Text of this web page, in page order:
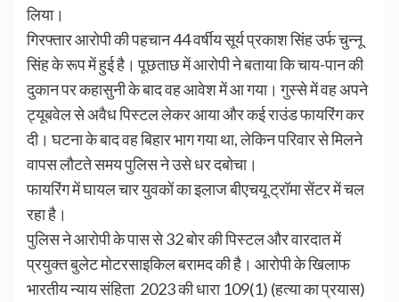
लिया।
गिरफ्तार आरोपी की पहचान 44 वर्षीय सूर्य प्रकाश सिंह उर्फ चुन्नू
सिंह के रूप में हुई है। पूछताछ में आरोपी ने बताया कि चाय-पान की
दुकान पर कहासुनी के बाद वह आवेश में आ गया। गुस्से में वह अपने
ट्यूबवेल से अवैध पिस्टल लेकर आया और कई राउंड फायरिंग कर
दी। घटना के बाद वह बिहार भाग गया था, लेकिन परिवार से मिलने
वापस लौटते समय पुलिस ने उसे धर दबोचा।
फायरिंग में घायल चार युवकों का इलाज बीएचयू ट्रॉमा सेंटर में चल
रहा है।
पुलिस ने आरोपी के पास से 32 बोर की पिस्टल और वारदात में
प्रयुक्त बुलेट मोटरसाइकिल बरामद की है। आरोपी के खिलाफ
भारतीय न्याय संहिता 2023 की धारा 109(1) (हत्या का प्रयास)